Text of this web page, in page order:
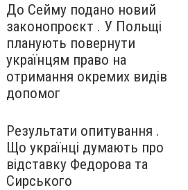
До Сейму подано новий
законопроєкт . У Польщі
планують повернути
українцям право на
отримання окремих видів
допомог
Результати опитування .
Що українці думають про
відставку Федорова та
Сирського